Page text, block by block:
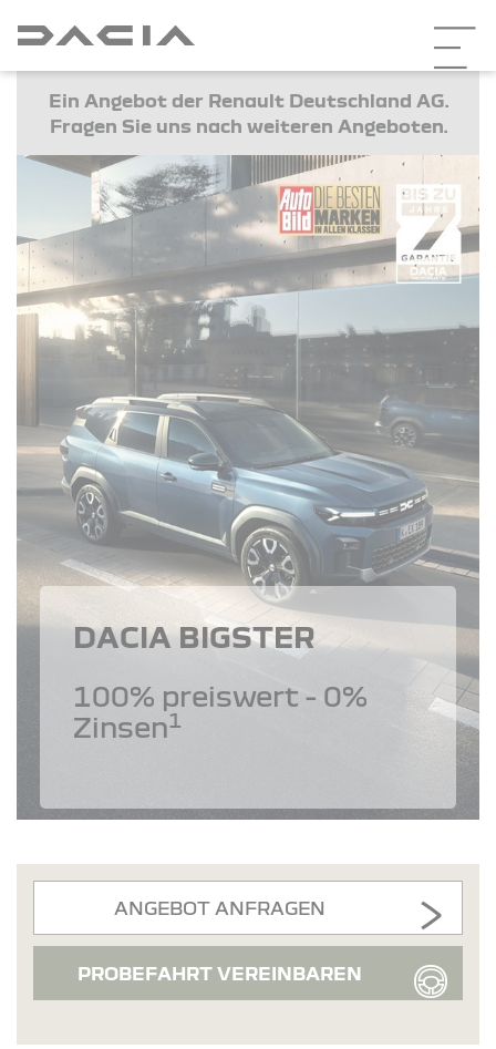
Ein Angebot der Renault Deutschland AG.
Fragen Sie uns nach weiteren Angeboten.
DACIA BIGSTER
100% preiswert - 0%
Zinsen1
ANGEBOT ANFRAGEN
PROBEFAHRT VEREINBAREN